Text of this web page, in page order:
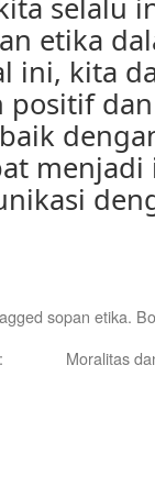
selalu
etika
ini, kita
sopan etika.
Moralitas